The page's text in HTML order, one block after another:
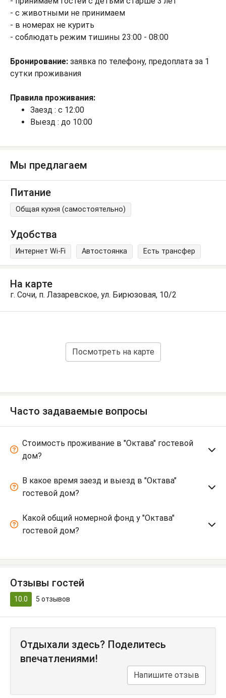
- с животными не принимаем
- в номерах не курить
- соблюдать режим тишины 23:00 - 08:00
Бронирование: заявка по телефону, предоплата за 1
сутки проживания
Правила проживания:
Заезд : с 12:00
Выезд : до 10:00
Мы предлагаем
Питание
Общая кухня (самостоятельно)
Удобства
Интернет Wi-Fi Автостоянка Есть трансфер
На карте
г. Сочи, п. Лазаревское, ул. Бирюзовая, 10/2
Посмотреть на карте
Часто задаваемые вопросы
Стоимость проживание в "Октава" гостевой
дом?
В какое время заезд и выезд в "Октава"
гостевой дом?
Какой общий номерной фонд у "Октава"
гостевой дом?
Отзывы гостей
10.0 5 отзывов
Отдыхали здесь? Поделитесь
впечатлениями!
Напишите отзыв